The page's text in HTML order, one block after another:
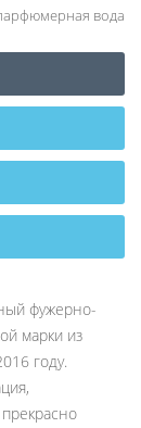
вода
фужерно-
марки из
году.